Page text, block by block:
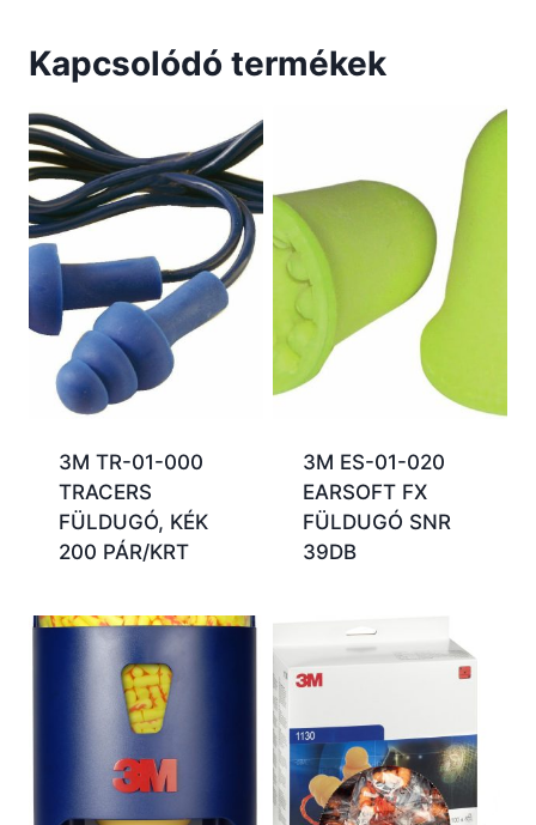
Kapcsolódó termékek
3M TR-01-000
TRACERS
FÜLDUGÓ, KÉK
200 PÁR/KRT
3M ES-01-020
EARSOFT FX
FÜLDUGÓ SNR
39DB